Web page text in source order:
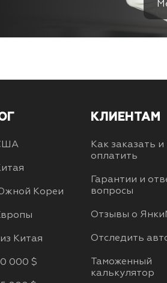
Кореи
Китая
000 $
КЛИЕНТАМ
Как заказать и
оплатить
Гарантии и
вопросы
Отзывы о
Отследить
Таможенный
калькулятор